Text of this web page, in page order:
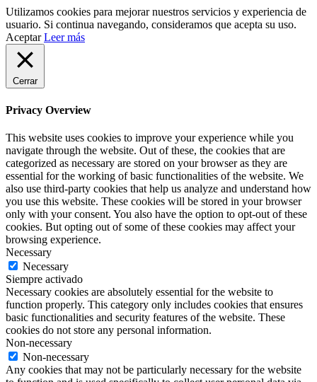
Utilizamos cookies para mejorar nuestros servicios y experiencia de
usuario. Si continua navegando, consideramos que acepta su uso.
Aceptar Leer más
Cerrar
Privacy Overview
This website uses cookies to improve your experience while you
navigate through the website. Out of these, the cookies that are
categorized as necessary are stored on your browser as they are
essential for the working of basic functionalities of the website. We
also use third-party cookies that help us analyze and understand how
you use this website. These cookies will be stored in your browser
only with your consent. You also have the option to opt-out of these
cookies. But opting out of some of these cookies may affect your
browsing experience.
Necessary
Necessary
Siempre activado
Necessary cookies are absolutely essential for the website to
function properly. This category only includes cookies that ensures
basic functionalities and security features of the website. These
cookies do not store any personal information.
Non-necessary
Non-necessary
Any cookies that may not be particularly necessary for the website